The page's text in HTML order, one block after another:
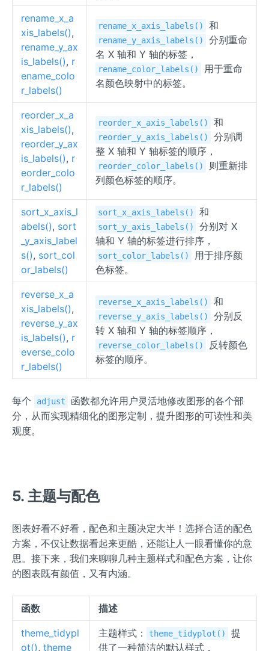
rename_x_a
xis_labels(),
rename_y_ax
is_labels(), r
ename_colo
r_labels()
rename_x_axis_labels() 和
rename_y_axis_labels()
分别重命
名 X 轴和 Y 轴的标签，
rename_color_labels()
用于重命
名颜色映射中的标签。
reorder_x_a
xis_labels(),
reorder_y_ax
is_labels(), r
eorder_colo
r_labels()
reorder_x_axis_labels() 和
reorder_y_axis_labels()
分别调
整 X 轴和 Y 轴标签的顺序，
reorder_color_labels()
则重新排
列颜色标签的顺序。
sort_x_axis_l
abels(), sort
_y_axis_label
s(), sort_col
or_labels()
sort_x_axis_labels() 和
sort_y_axis_labels()
分别对 X
轴和 Y 轴的标签进行排序，
sort_color_labels()
用于排序颜
色标签。
reverse_x_a
xis_labels(),
reverse_y_ax
is_labels(), r
everse_colo
r_labels()
reverse_x_axis_labels() 和
reverse_y_axis_labels()
分别反
转 X 轴和 Y 轴的标签顺序，
reverse_color_labels()
反转颜色
标签的顺序。
每个 adjust
函数都允许用户灵活地修改图形的各个部
分，从而实现精细化的图形定制，提升图形的可读性和美
观度。
5. 主题与配色
图表好看不好看，配色和主题决定大半！选择合适的配色
方案，不仅让数据看起来更酷，还能让人一眼看懂你的意
思。接下来，我们来聊聊几种主题样式和配色方案，让你
的图表既有颜值，又有内涵。
函数 描述
theme_tidypl
ot(), theme_
主题样式： theme_tidyplot()
提
供了一种简洁的默认样式，